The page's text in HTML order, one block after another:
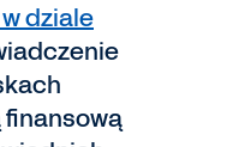
dziale
finansową